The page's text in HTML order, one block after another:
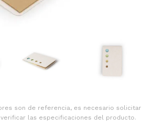
son de referencia, es necesario solicitar
verificar las especificaciones del producto.